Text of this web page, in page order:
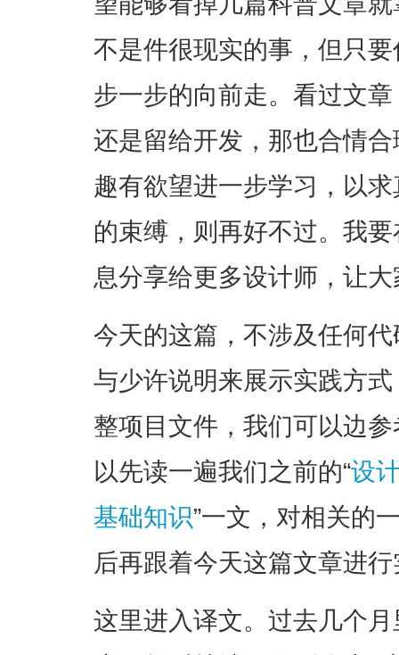
不是件很现实的事，但只
步一步的向前走。看过文
还是留给开发，那也合情
趣有欲望进一步学习，以
的束缚，则再好不过。我
息分享给更多设计师，让
今天的这篇，不涉及任何
与少许说明来展示实践方
整项目文件，我们可以边
以先读一遍我们之前的“设
基础知识”一文，对相关的
后再跟着今天这篇文章进
这里进入译文。过去几个